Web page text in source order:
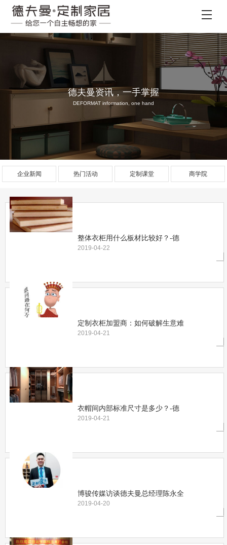
德夫曼资讯，一手掌握
DEFORMAT information, one hand
企业新闻 热门活动 定制课堂 商学院
整体衣柜用什么板材比较好？-德
2019-04-22
定制衣柜加盟商：如何破解生意难
2019-04-21
衣帽间内部标准尺寸是多少？-德
2019-04-21
博骏传媒访谈德夫曼总经理陈永全
2019-04-20